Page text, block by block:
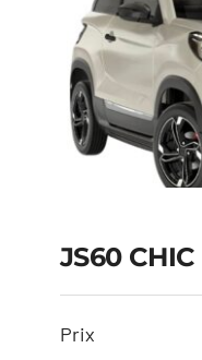
JS60
JS60
Prix